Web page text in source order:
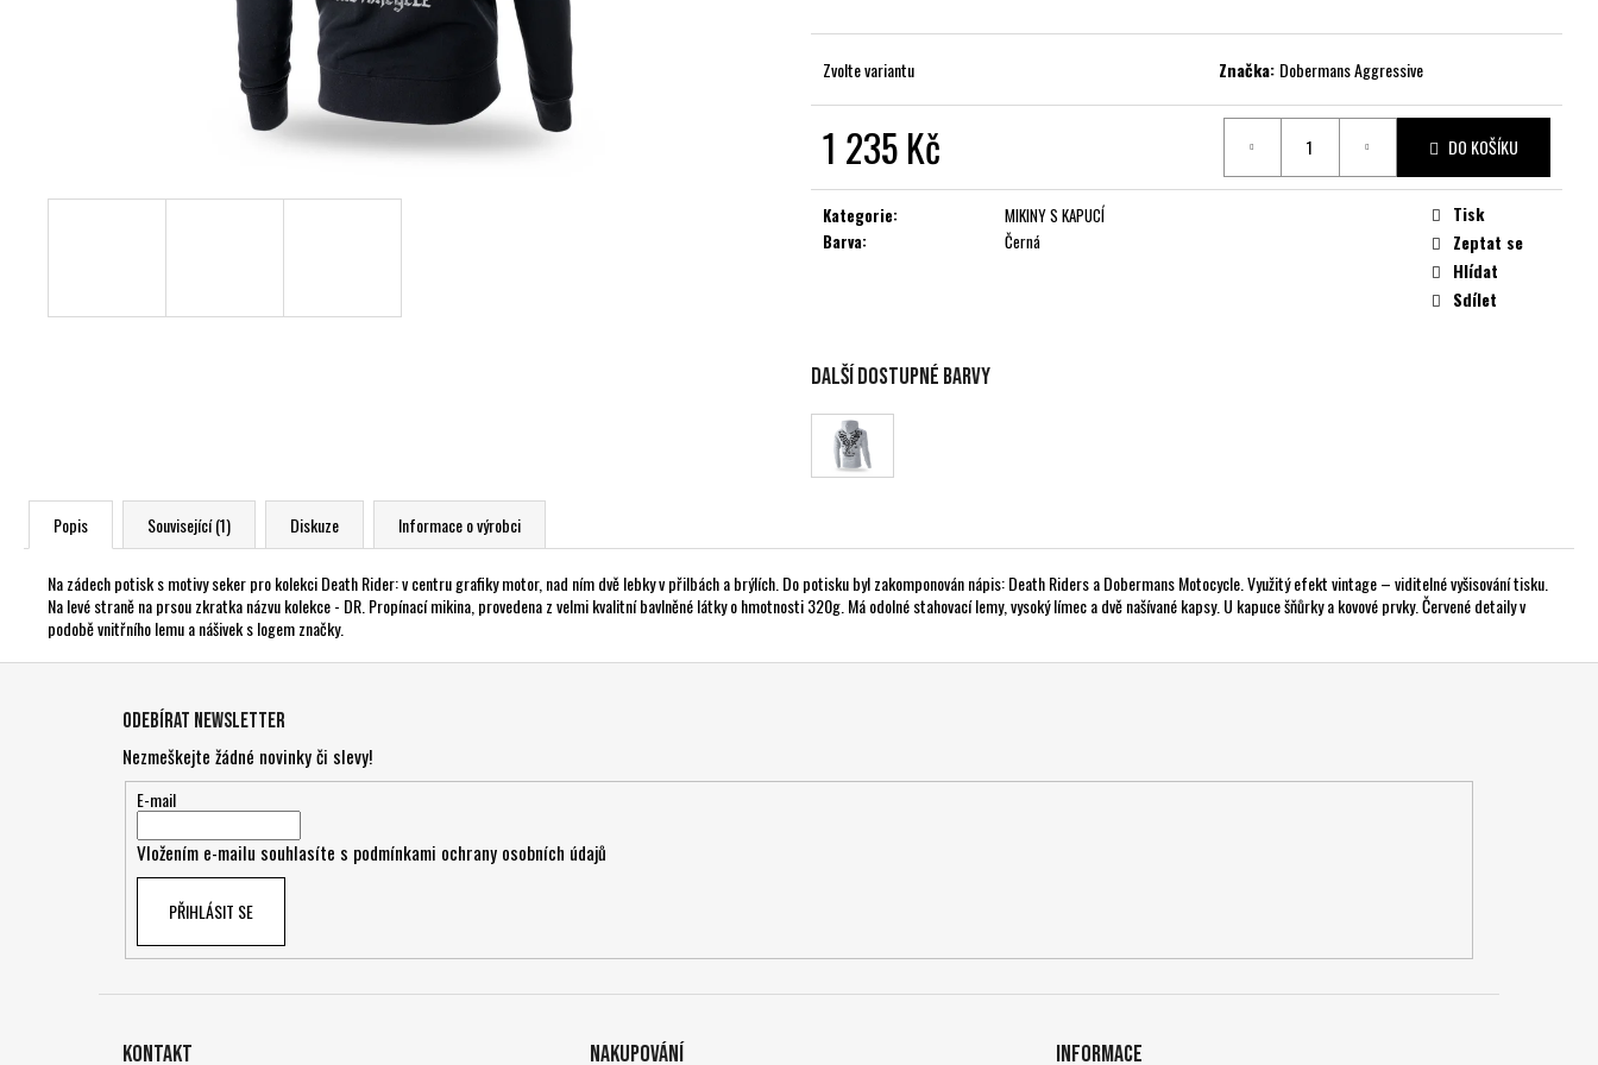
Zvolte variantu Značka: Dobermans Aggressive
1 235 Kč
cena:
DO KOŠÍKU
Kategorie:
MIKINY S KAPUCÍ
Barva: Černá
Tisk
Zeptat se
Hlídat
Sdílet
Další dostupné barvy
Popis Související (1) Diskuze Informace o výrobci
Na zádech potisk s motivy seker pro kolekci Death Rider: v centru grafiky motor, nad ním dvě lebky v přilbách a brýlích. Do potisku byl zakomponován nápis: Death Riders a Dobermans Motocycle. Využitý efekt vintage – viditelné vyšisování tisku.
Na levé straně na prsou zkratka názvu kolekce - DR. Propínací mikina, provedena z velmi kvalitní bavlněné látky o hmotnosti 320g. Má odolné stahovací lemy, vysoký límec a dvě našívané kapsy. U kapuce šňůrky a kovové prvky. Červené detaily v
podobě vnitřního lemu a nášivek s logem značky.
Odebírat newsletter
Nezmeškejte žádné novinky či slevy!
E-mail
Vložením e-mailu souhlasíte s podmínkami ochrany osobních údajů
PŘIHLÁSIT SE
Kontakt Nakupování Informace